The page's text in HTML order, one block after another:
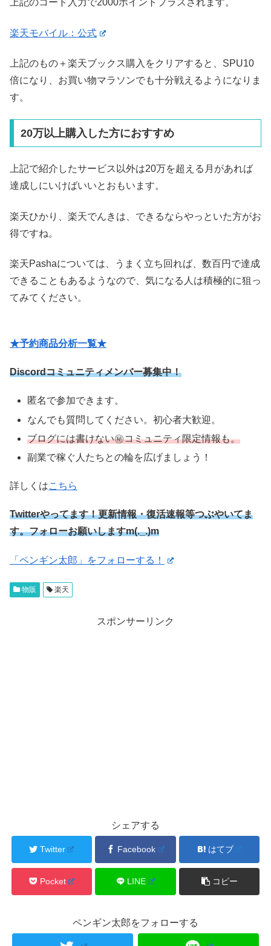
上記のコード入力で2000ポイントプラスされます。
楽天モバイル：公式
上記のもの＋楽天ブックス購入をクリアすると、SPU10
倍になり、お買い物マラソンでも十分戦えるようになりま
す。
20万以上購入した方におすすめ
上記で紹介したサービス以外は20万を超える月があれば
達成しにいけばいいとおもいます。
楽天ひかり、楽天でんきは、できるならやっといた方がお
得ですね。
楽天Pashaについては、うまく立ち回れば、数百円で達成
できることもあるようなので、気になる人は積極的に狙っ
てみてください。
★予約商品分析一覧★
Discordコミュニティメンバー募集中！
匿名で参加できます。
なんでも質問してください。初心者大歓迎。
ブログには書けない㊙コミュニティ限定情報も。
副業で稼ぐ人たちとの輪を広げましょう！
詳しくはこちら
Twitterやってます！更新情報・復活速報等つぶやいてま
す。フォローお願いしますm(._.)m
「ペンギン太郎」をフォローする！
物販 楽天
スポンサーリンク
シェアする
Twitter Facebook はてブ
Pocket LINE コピー
ペンギン太郎をフォローする